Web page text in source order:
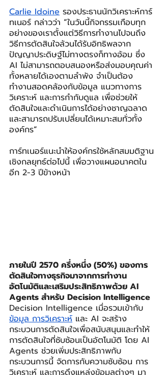
Carlie Idoine รองประธานนักวิเคราะห์การ์
ทเนอร์ กล่าวว่า “ในวันนี้กิจกรรมเกือบทุก
อย่างของเราตั้งแต่วิธีการทำงานไปจนถึง
วิธีการตัดสินใจล้วนได้รับอิทธิพลจาก
ปัญญาประดิษฐ์ไม่ทางตรงก็ทางอ้อม ซึ่ง
AI ไม่สามารถตอบสนองหรือส่งมอบคุณค่า
ทั้งหลายได้เองตามลำพัง จำเป็นต้อง
ทำงานสอดคล้องกับข้อมูล แนวทางการ
วิเคราะห์ และการกำกับดูแล เพื่อช่วยให้
ตัดสินใจและดำเนินการได้อย่างชาญฉลาด
และสามารถปรับเปลี่ยนได้เหมาะสมทั่วทั้ง
องค์กร”
การ์ทเนอร์แนะนำให้องค์กรใช้หลักสมมติฐาน
เชิงกลยุทธ์ต่อไปนี้ เพื่อวางแผนอนาคตใน
อีก 2-3 ปีข้างหน้า
ภายในปี 2570 ครึ่งหนึ่ง (50%) ของการ
ตัดสินใจทางธุรกิจมาจากการทำงาน
อัตโนมัติและเสริมประสิทธิภาพด้วย AI
Agents สำหรับ Decision Intelligence
Decision Intelligence เมื่อรวมเข้ากับ
ข้อมูล การวิเคราะห์ และ AI จะสร้าง
กระบวนการตัดสินใจเพื่อสนับสนุนและทำให้
การตัดสินใจที่ซับซ้อนเป็นอัตโนมัติ โดย AI
Agents ช่วยเพิ่มประสิทธิภาพกับ
กระบวนการนี้ จัดการกับความซับซ้อน การ
วิเคราะห์ และการดึงแหล่งข้อมูลต่างๆ มา